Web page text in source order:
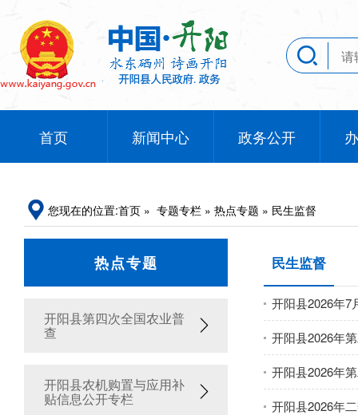
首页 新闻中心 政务公开
您现在的位置:首页 » 专题专栏 » 热点专题 » 民生监督
热点专题
开阳县第四次全国农业普
查
开阳县农机购置与应用补
贴信息公开专栏
民生监督
开阳县2026年7
开阳县2026年
开阳县2026年
开阳县2026年